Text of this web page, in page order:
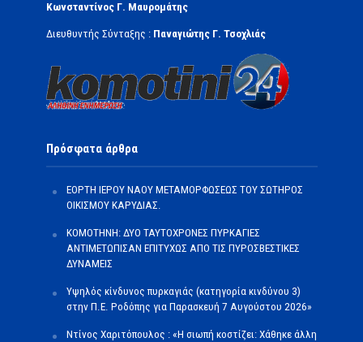
Κωνσταντίνος Γ. Μαυρομάτης
Διευθυντής Σύνταξης : Παναγιώτης Γ. Τσοχλιάς
Πρόσφατα άρθρα
ΕΟΡΤΗ ΙΕΡΟΥ ΝΑΟΥ ΜΕΤΑΜΟΡΦΩΣΕΩΣ ΤΟΥ ΣΩΤΗΡΟΣ
ΟΙΚΙΣΜΟΥ ΚΑΡΥΔΙΑΣ.
ΚΟΜΟΤΗΝΗ: ΔΥΟ ΤΑΥΤΟΧΡΟΝΕΣ ΠΥΡΚΑΓΙΕΣ
ΑΝΤΙΜΕΤΩΠΙΣΑΝ ΕΠΙΤΥΧΩΣ ΑΠΟ ΤΙΣ ΠΥΡΟΣΒΕΣΤΙΚΕΣ
ΔΥΝΑΜΕΙΣ
Υψηλός κίνδυνος πυρκαγιάς (κατηγορία κινδύνου 3)
στην Π.Ε. Ροδόπης για Παρασκευή 7 Αυγούστου 2026»
Ντίνος Χαριτόπουλος : «Η σιωπή κοστίζει: Χάθηκε άλλη